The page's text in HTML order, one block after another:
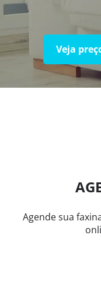
Veja
Agende sua